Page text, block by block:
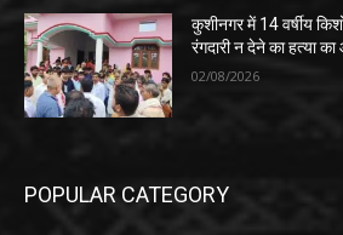
कुशीनगर में 14 वर्षीय
रंगदारी न देने का हत्या का
02/08/2026
POPULAR CATEGORY